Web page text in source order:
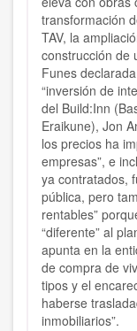
transformación
TAV, la
construcción de
Funes
“inversión de
del Build:Inn
Eraikune), Jon
los precios ha
empresas”, e
ya contratados,
pública, pero
rentables”
“diferente” al
apunta en la
de compra de
tipos y el
haberse
inmobiliarios”.